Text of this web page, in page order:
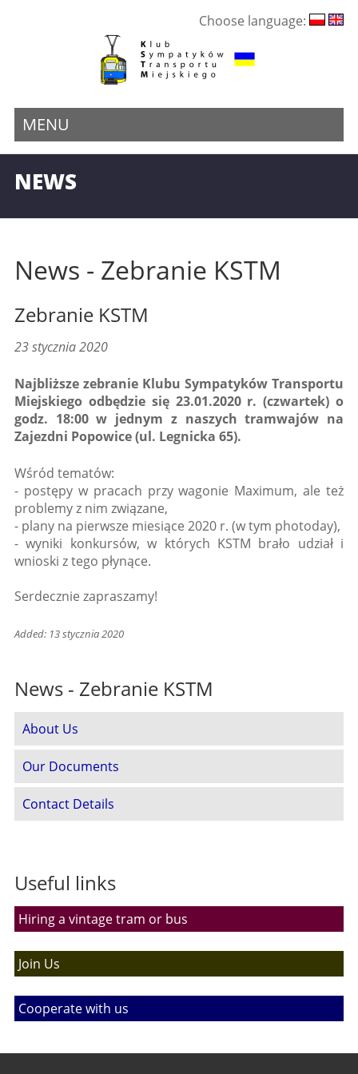
Choose language:
MENU
NEWS
News - Zebranie KSTM
Zebranie KSTM
23 stycznia 2020
Najbliższe zebranie Klubu Sympatyków Transportu
Miejskiego odbędzie się 23.01.2020 r. (czwartek) o
godz. 18:00 w jednym z naszych tramwajów na
Zajezdni Popowice (ul. Legnicka 65).
Wśród tematów:
- postępy w pracach przy wagonie Maximum, ale też
problemy z nim związane,
- plany na pierwsze miesiące 2020 r. (w tym photoday),
- wyniki konkursów, w których KSTM brało udział i
wnioski z tego płynące.
Serdecznie zapraszamy!
Added: 13 stycznia 2020
News - Zebranie KSTM
About Us
Our Documents
Contact Details
Useful links
Hiring a vintage tram or bus
Join Us
Cooperate with us